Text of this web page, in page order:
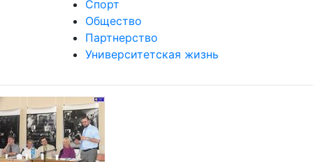
Спорт
Общество
Партнерство
Университетская жизнь